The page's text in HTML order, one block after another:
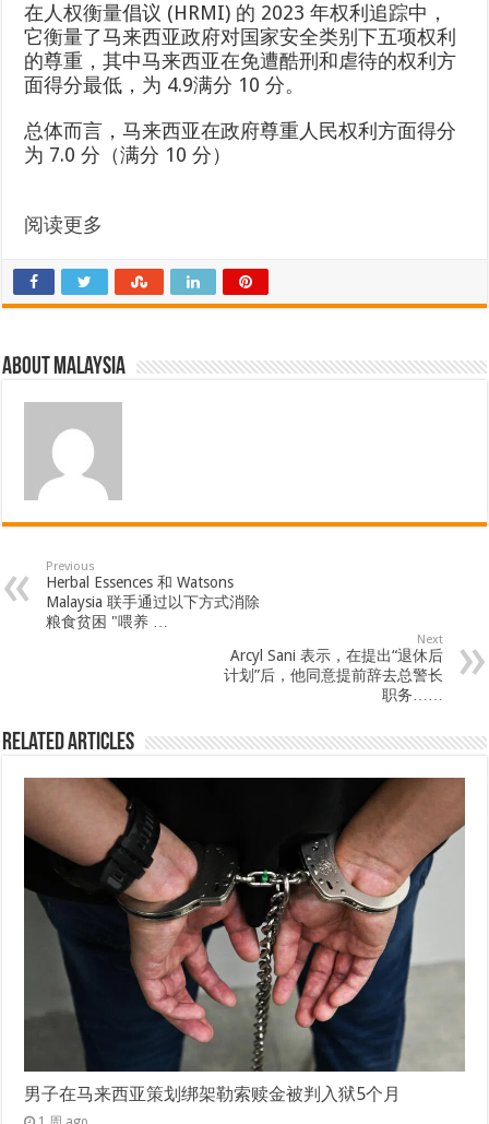
在人权衡量倡议 (HRMI) 的 2023 年权利追踪中，
它衡量了马来西亚政府对国家安全类别下五项权利
的尊重，其中马来西亚在免遭酷刑和虐待的权利方
面得分最低，为 4.9满分 10 分。
总体而言，马来西亚在政府尊重人民权利方面得分
为 7.0 分（满分 10 分）
阅读更多
About Malaysia
Previous
Herbal Essences 和 Watsons
Malaysia 联手通过以下方式消除
粮食贫困 "喂养 …
Next
Arcyl Sani 表示，在提出“退休后
计划”后，他同意提前辞去总警长
职务……
Related Articles
男子在马来西亚策划绑架勒索赎金被判入狱5个月